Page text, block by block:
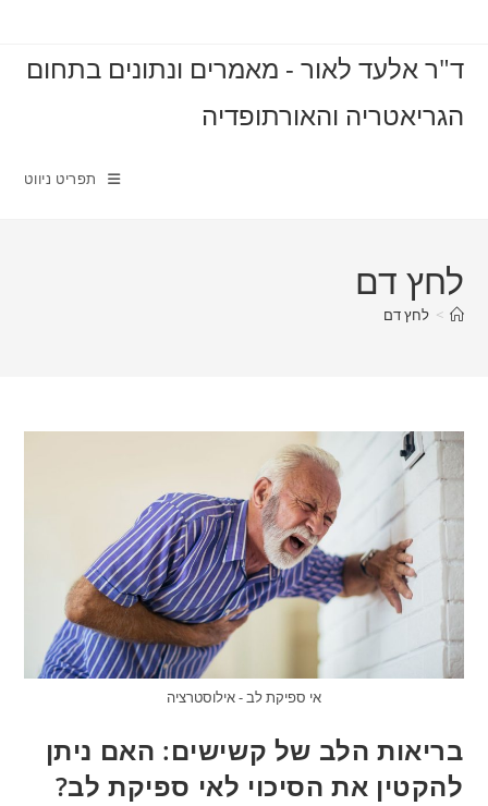
content
ד"ר אלעד לאור - מאמרים ונתונים בתחום
הגריאטריה והאורתופדיה
תפריט ניווט
לחץ דם
> לחץ דם
אי ספיקת לב - אילוסטרציה
בריאות הלב של קשישים: האם ניתן
להקטין את הסיכוי לאי ספיקת לב?